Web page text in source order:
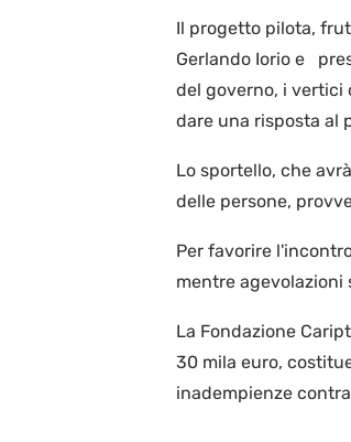
Il progetto pilota,
Gerlando Iorio e
del governo, i vertici
dare una risposta al
Lo sportello, che
delle persone,
Per favorire
mentre
La Fondazione
30 mila euro,
inadempienze